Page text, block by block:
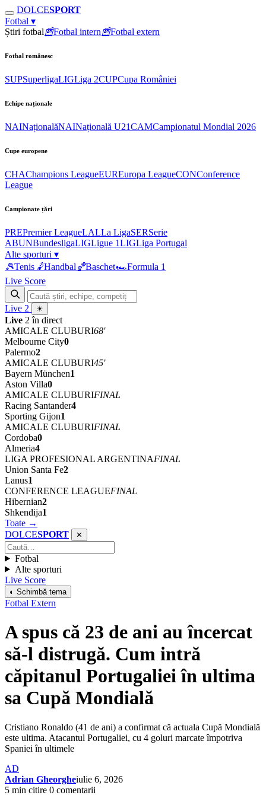
DOLCESPORT
Fotbal ▾
Știri fotbal📰Fotbal intern📰Fotbal extern
Fotbal românesc
SUPSuperligaLIGLiga 2CUPCupa României
Echipe naționale
NAINaționalăNAINațională U21CAMCampionatul Mondial 2026
Cupe europene
CHAChampions LeagueEUREuropa LeagueCONConference
League
Campionate țări
PREPremier LeagueLALLa LigaSERSerie
ABUNBundesligaLIGLigue 1LIGLiga Portugal
Alte sporturi ▾
🎾Tenis 🤾Handbal🏀Baschet🏎Formula 1
Live Score
Live 2 ☀
Live 2 în direct
AMICALE CLUBURI68'
Melbourne City0
Palermo2
AMICALE CLUBURI45'
Bayern München1
Aston Villa0
AMICALE CLUBURIFINAL
Racing Santander4
Sporting Gijon1
AMICALE CLUBURIFINAL
Cordoba0
Almeria4
LIGA PROFESIONAL ARGENTINAFINAL
Union Santa Fe2
Lanus1
CONFERENCE LEAGUEFINAL
Hibernian2
Shkendija1
Toate →
DOLCESPORT ✕
Fotbal
Alte sporturi
Live Score
◐ Schimbă tema
Fotbal Extern
A spus că 23 de ani au încercat
să-l distrugă. Cum intră
căpitanul Portugaliei în ultima
sa Cupă Mondială
Cristiano Ronaldo (41 de ani) a confirmat că actuala Cupă Mondială
este ultima. Atacantul Portugaliei, cu 4 goluri marcate împotriva
Spaniei în ultimele
AD
Adrian Gheorgheiulie 6, 2026
5 min citire 0 comentarii